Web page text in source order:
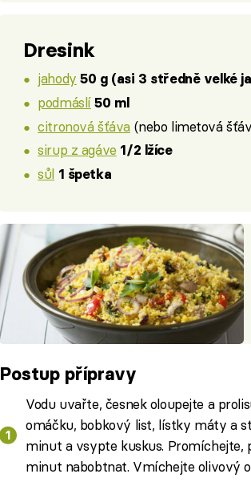
Dresink
jahody 50 g (asi 3 středně velké
podmáslí 50 ml
citronová šťáva(nebo limetová
sirup z agáve 1/2 lžíce
sůl 1 špetka
Postup přípravy
Vodu uvařte, česnek oloupejte a
omáčku, bobkový list, lístky máty a
minut a vsypte kuskus. Promíchejte,
minut nabobtnat. Vmíchejte olivový